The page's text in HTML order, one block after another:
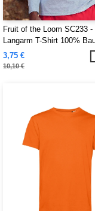
Fruit of the Loom SC233 -
Langarm T-Shirt 100%
3,75 €
10,10 €